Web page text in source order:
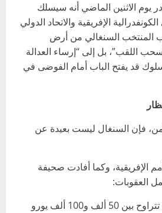
يوم الاثنين الماضي أنه سيسلك
الإفريقية والاتحاد الدولي
المنتخب السنغالي من أرض
اللقب”، بل إلى “إرساء العدالة
قد يفتح الباب أمام الفوضى في
فإن السنغال ليست بعيدة عن
الإفريقية، وكما أفادت صحيفة
العقوبات:
1. غرامة مالية ضخمة: تتراوح بين 50 ألف و100 ألف يورو